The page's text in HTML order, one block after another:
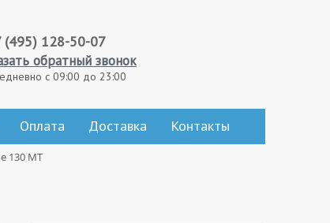
(495) 128-50-07
обратный звонок
с 09:00 до 23:00
Оплата Доставка Контакты
130 МТ